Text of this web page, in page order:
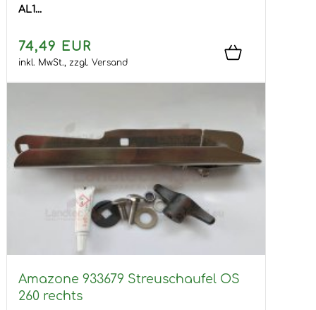
AL1...
74,49 EUR
inkl. MwSt., zzgl. Versand
Amazone 933679 Streuschaufel OS
260 rechts